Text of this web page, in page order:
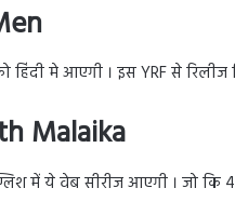
हिंदी मे आएगी । इस YRF से रिलीज
Malaika
में ये वेब सीरीज आएगी । जो कि